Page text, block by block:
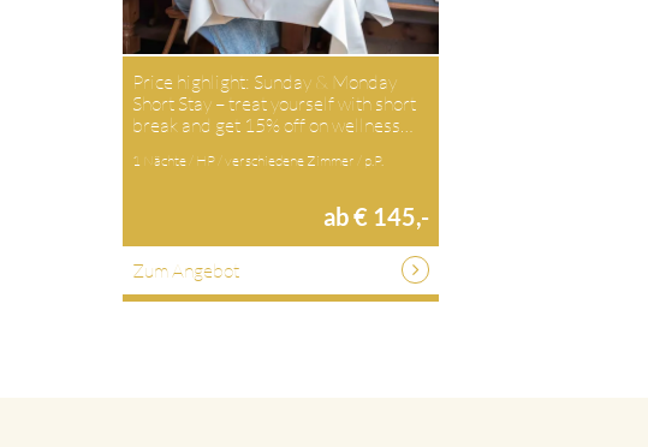
Price highlight: Sunday & Monday
Short Stay – treat yourself with short
break and get 15% off on wellness…
1 Nächte / HP / verschiedene Zimmer / p.P.
ab € 145,-
Zum Angebot